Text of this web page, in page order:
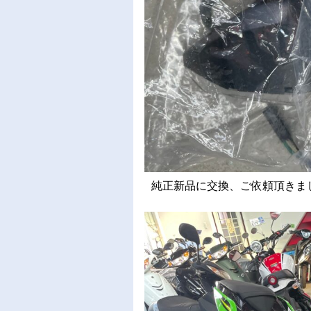
純正新品に交換、ご依頼頂きま